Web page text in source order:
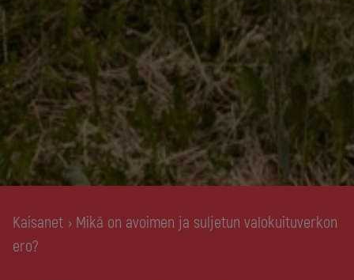
Kaisanet › Mikä on avoimen ja suljetun valokuituverkon
ero?